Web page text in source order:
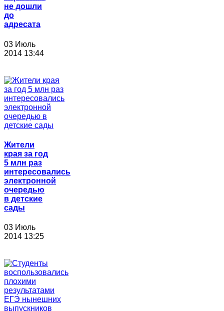
не дошли
до
адресата
03 Июль
2014 13:44
Жители
края за год
5 млн раз
интересовались
электронной
очередью
в детские
сады
03 Июль
2014 13:25